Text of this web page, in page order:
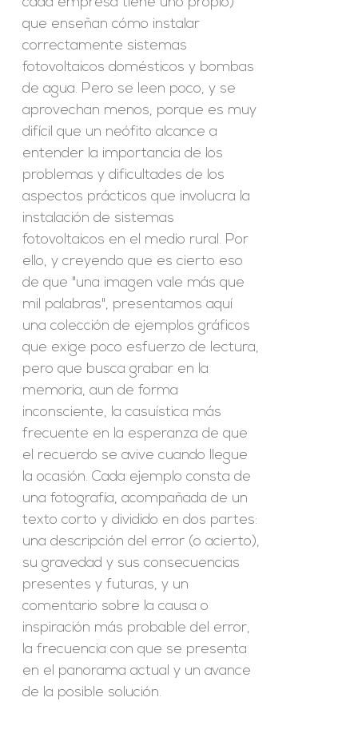
que enseñan cómo instalar
correctamente sistemas
fotovoltaicos domésticos y bombas
de agua. Pero se leen poco, y se
aprovechan menos, porque es muy
difícil que un neófito alcance a
entender la importancia de los
problemas y dificultades de los
aspectos prácticos que involucra la
instalación de sistemas
fotovoltaicos en el medio rural. Por
ello, y creyendo que es cierto eso
de que "una imagen vale más que
mil palabras", presentamos aquí
una colección de ejemplos gráficos
que exige poco esfuerzo de lectura,
pero que busca grabar en la
memoria, aun de forma
inconsciente, la casuística más
frecuente en la esperanza de que
el recuerdo se avive cuando llegue
la ocasión. Cada ejemplo consta de
una fotografía, acompañada de un
texto corto y dividido en dos partes:
una descripción del error (o acierto),
su gravedad y sus consecuencias
presentes y futuras, y un
comentario sobre la causa o
inspiración más probable del error,
la frecuencia con que se presenta
en el panorama actual y un avance
de la posible solución.